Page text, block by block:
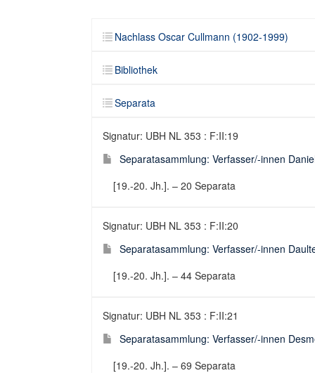
Nachlass Oscar Cullmann (1902-1999)
Bibliothek
Separata
Signatur: UBH NL 353 : F:II:19
Separatasammlung: Verfasser/-innen
[19.-20. Jh.]. – 20 Separata
Signatur: UBH NL 353 : F:II:20
Separatasammlung: Verfasser/-innen
[19.-20. Jh.]. – 44 Separata
Signatur: UBH NL 353 : F:II:21
Separatasammlung: Verfasser/-innen
[19.-20. Jh.]. – 69 Separata